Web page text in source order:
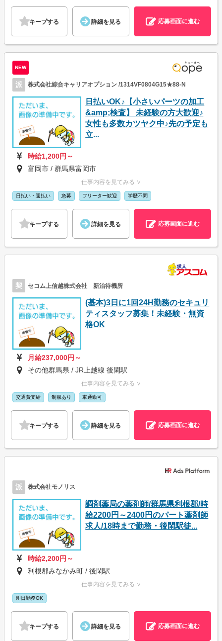
キープする 詳細を見る 応募画面に進む
NEW
派 株式会社綜合キャリアオプション /1314VF0804G15★88-N
日払いOK♪【小さいパーツの加工
&amp;検査】 未経験の方大歓迎♪
女性も多数カツヤク中♪先の予定も
立...
時給1,200円～
富岡市 / 群馬県富岡市
仕事内容を見てみる ∨
日払い・週払い 急募 フリーター歓迎 学歴不問
キープする 詳細を見る 応募画面に進む
契 セコム上信越株式会社 新治待機所
(基本)3日に1回24H勤務のセキュリ
ティスタッフ募集！未経験・無資
格OK
月給237,000円～
その他群馬県 / JR上越線 後閑駅
仕事内容を見てみる ∨
交通費支給 制服あり 車通勤可
キープする 詳細を見る 応募画面に進む
派 株式会社モノリス
調剤薬局の薬剤師/群馬県利根郡/時
給2200円～2400円のパート薬剤師
求人/18時まで勤務・後閑駅徒...
時給2,200円～
利根郡みなかみ町 / 後閑駅
仕事内容を見てみる ∨
即日勤務OK
キープする 詳細を見る 応募画面に進む